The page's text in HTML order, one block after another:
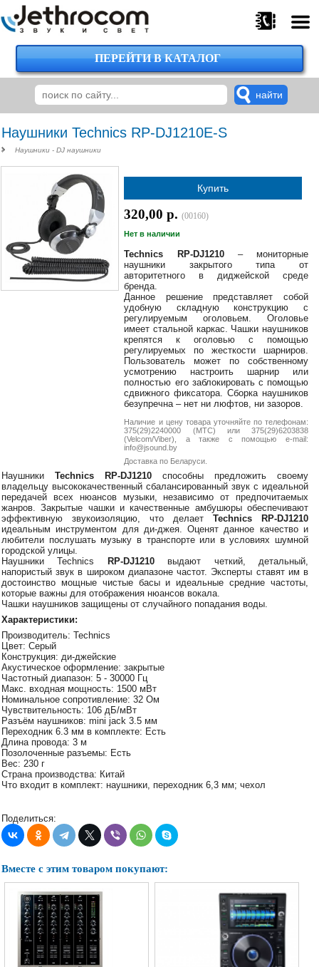
375
224-
00-
29
620-
38-
38
8
0162
25-
38-
38
jsound.by
ПЕРЕЙТИ В КАТАЛОГ
Наушники Technics RP-DJ1210E-S
Наушники - DJ наушники
Купить
320,00 р.(00160)
Нет в наличии
Technics RP-DJ1210– мониторные
наушники закрытого типа от
авторитетного в диджейской среде
бренда.
Данное решение представляет собой
удобную складную конструкцию с
регулируемым оголовьем. Оголовье
имеет стальной каркас. Чашки наушников
крепятся к оголовью с помощью
регулируемых по жесткости шарниров.
Пользователь может по собственному
усмотрению настроить шарнир или
полностью его заблокировать с помощью
сдвижного фиксатора. Сборка наушников
безупречна – нет ни люфтов, ни зазоров.
Наличие и цену товара уточняйте по телефонам:
375(29)2240000 (МТС) или 375(29)6203838
(Velcom/Viber), а также с помощью e-mail:
info@jsound.by
Доставка по Беларуси.
Наушники Technics RP-DJ1210 способны предложить своему
владельцу высококачественный сбалансированный звук с идеальной
передачей всех нюансов музыки, независимо от предпочитаемых
жанров. Закрытые чашки и качественные амбушюры обеспечивают
эффективную звукоизоляцию, что делает Technics RP-DJ1210
идеальным инструментом для ди-джея. Оценят данное качество и
любители послушать музыку в транспорте или в условиях шумной
городской улицы.
Наушники Technics
RP-DJ1210выдают четкий, детальный,
напористый звук в широком диапазоне частот. Эксперты ставят им в
достоинство мощные чистые басы и идеальные средние частоты,
которые важны для отображения нюансов вокала.
Чашки наушников защищены от случайного попадания воды.
Характеристики:
Производитель: Technics
Цвет: Серый
Конструкция: ди-джейские
Акустическое оформление: закрытые
Частотный диапазон: 5 - 30000 Гц
Макс. входная мощность: 1500 мВт
Номинальное сопротивление: 32 Ом
Чувствительность: 106 дБ/мВт
Разъём наушников: mini jack 3.5 мм
Переходник 6.3 мм в комплекте: Есть
Длина провода: 3 м
Позолоченные разъемы: Есть
Вес: 230 г
Страна производства: Китай
Что входит в комплект: наушники, переходник 6,3 мм; чехол
Поделиться:
Вместе с этим товаром покупают: